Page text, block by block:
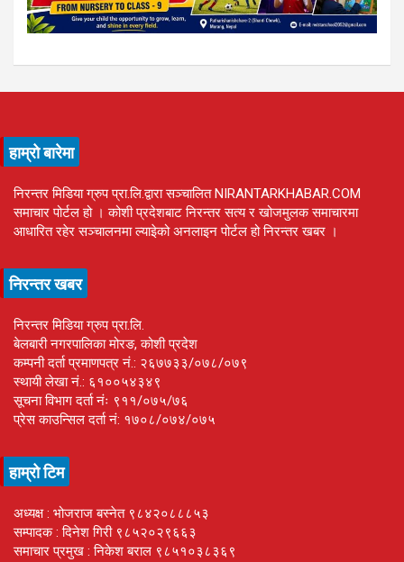
हाम्रो बारेमा
निरन्तर मिडिया ग्रुप प्रा.लि.द्वारा सञ्चालित NIRANTARKHABAR.COM
समाचार पोर्टल हो । कोशी प्रदेशबाट निरन्तर सत्य र खोजमुलक समाचारमा
आधारित रहेर सञ्चालनमा ल्याइेको अनलाइन पोर्टल हो निरन्तर खबर ।
निरन्तर खबर
निरन्तर मिडिया ग्रुप प्रा.लि.
बेलबारी नगरपालिका मोरङ, कोशी प्रदेश
कम्पनी दर्ता प्रमाणपत्र नं.: २६७७३३/०७८/०७९
स्थायी लेखा नं.: ६१००५४३४९
सूचना विभाग दर्ता नंः ९११/०७५/७६
प्रेस काउन्सिल दर्ता नं: १७०८/०७४/०७५
हाम्रो टिम
अध्यक्ष : भोजराज बस्नेत ९८४२०८८८५३
सम्पादक : दिनेश गिरी ९८५२०२९६६३
समाचार प्रमुख : निकेश बराल ९८५१०३८३६९